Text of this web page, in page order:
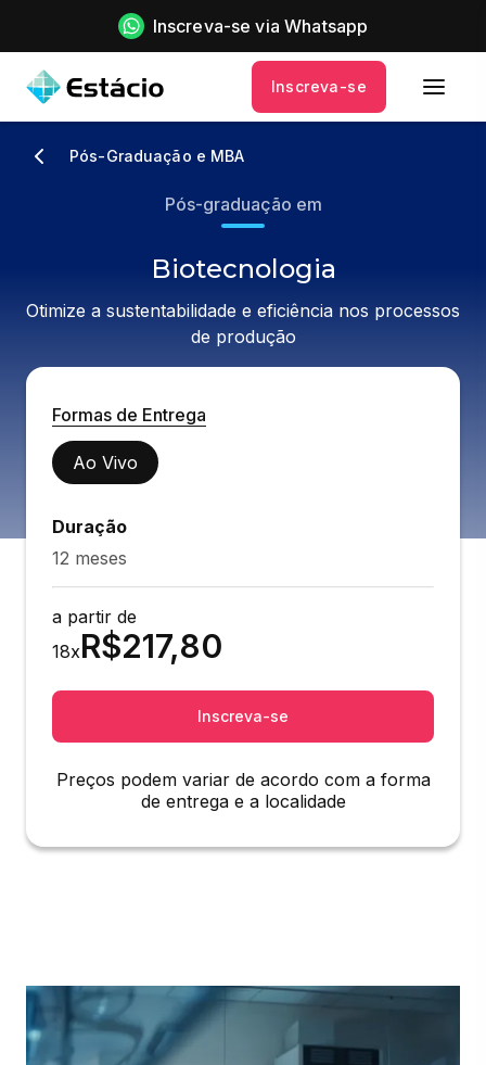
Inscreva-se via Whatsapp
Inscreva-se
Pós-Graduação e MBA
Pós-graduação em
Biotecnologia
Otimize a sustentabilidade e eficiência nos processos
de produção
Formas de Entrega
Ao Vivo
Duração
12 meses
a partir de
18xR$217,80
Inscreva-se
Preços podem variar de acordo com a forma
de entrega e a localidade